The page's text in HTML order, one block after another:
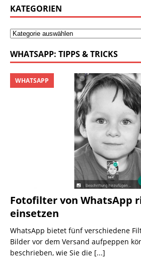
KATEGORIEN
WHATSAPP: TIPPS & TRICKS
Fotofilter von WhatsApp
einsetzen
WHATSAPP
WhatsApp bietet fünf verschiedene
Bilder vor dem Versand aufpeppen
beschrieben, wie Sie die [...]